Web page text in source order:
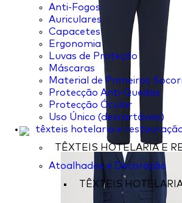
Anti-Fogos
Auriculares
Capacetes
Ergonomia
Luvas de Proteção
Máscaras
Material de Primeiros
Protecção Anti-Quedas
Protecção Ócular
Uso Único (descartáveis)
têxteis hotelaria e
TÊXTEIS HOTELARIA E
Atoalhados e Decoração
TÊXTEIS